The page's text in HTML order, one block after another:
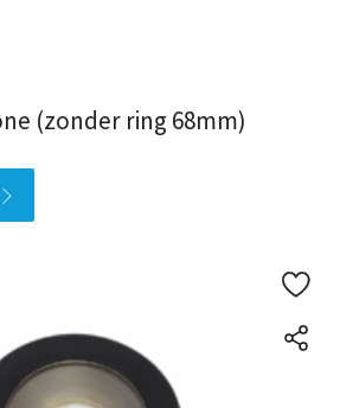
(zonder ring 68mm)